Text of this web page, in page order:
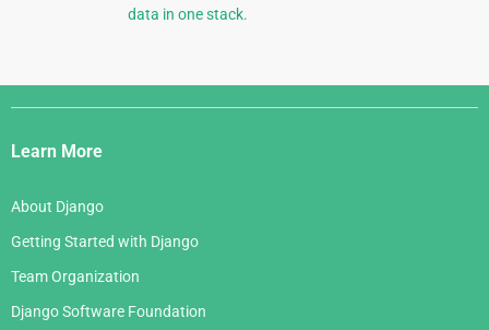
data in one stack.
Django
Links
Learn More
About Django
Getting Started with Django
Team Organization
Django Software Foundation